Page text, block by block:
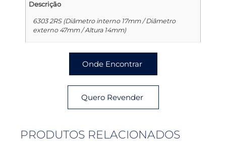
Descrição
6303 2RS (Diâmetro interno 17mm / Diâmetro
externo 47mm / Altura 14mm)
Onde Encontrar
Quero Revender
PRODUTOS RELACIONADOS